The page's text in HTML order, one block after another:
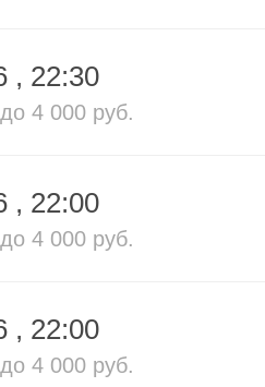
, 22:30
4 000 руб.
, 22:00
4 000 руб.
, 22:00
4 000 руб.